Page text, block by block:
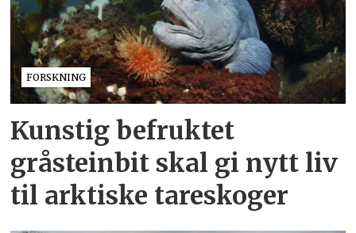
FORSKNING
Kunstig befruktet
gråsteinbit skal gi nytt liv
til arktiske tareskoger